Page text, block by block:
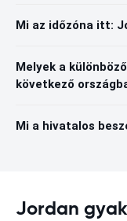
Mi az időzóna itt:
Melyek a
következő
Mi a hivatalos
Jordan